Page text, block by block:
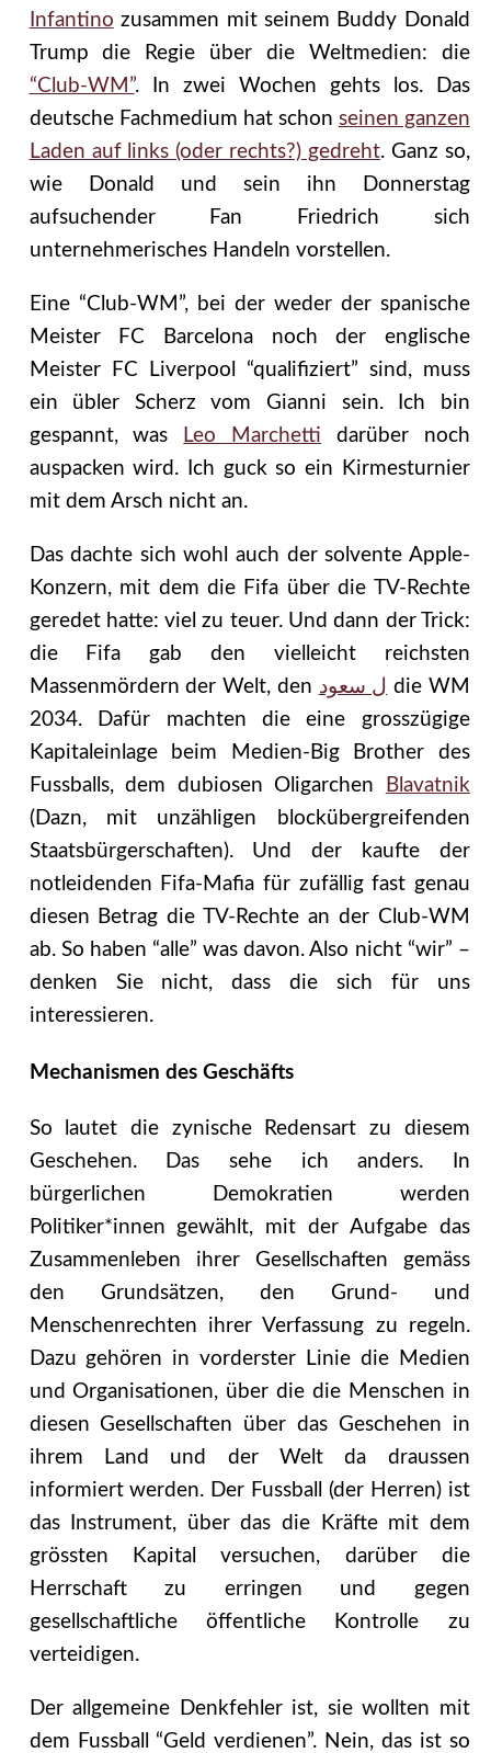
Infantino zusammen mit seinem Buddy Donald
Trump die Regie über die Weltmedien: die
“Club-WM”. In zwei Wochen gehts los. Das
deutsche Fachmedium hat schon seinen ganzen
Laden auf links (oder rechts?) gedreht. Ganz so,
wie Donald und sein ihn Donnerstag
aufsuchender Fan Friedrich sich
unternehmerisches Handeln vorstellen.
Eine “Club-WM”, bei der weder der spanische
Meister FC Barcelona noch der englische
Meister FC Liverpool “qualifiziert” sind, muss
ein übler Scherz vom Gianni sein. Ich bin
gespannt, was
Leo Marchetti darüber noch
auspacken wird. Ich guck so ein Kirmesturnier
mit dem Arsch nicht an.
Das dachte sich wohl auch der solvente Apple-
Konzern, mit dem die Fifa über die TV-Rechte
geredet hatte: viel zu teuer. Und dann der Trick:
die Fifa gab den vielleicht reichsten
Massenmördern der Welt, den ل سعود die WM
2034. Dafür machten die eine grosszügige
Kapitaleinlage beim Medien-Big Brother des
Fussballs, dem dubiosen Oligarchen
Blavatnik
(Dazn, mit unzähligen blockübergreifenden
Staatsbürgerschaften). Und der kaufte der
notleidenden Fifa-Mafia für zufällig fast genau
diesen Betrag die TV-Rechte an der Club-WM
ab. So haben “alle” was davon. Also nicht “wir” –
denken Sie nicht, dass die sich für uns
interessieren.
Mechanismen des Geschäfts
So lautet die zynische Redensart zu diesem
Geschehen. Das sehe ich anders. In
bürgerlichen Demokratien werden
Politiker*innen gewählt, mit der Aufgabe das
Zusammenleben ihrer Gesellschaften gemäss
den Grundsätzen, den Grund- und
Menschenrechten ihrer Verfassung zu regeln.
Dazu gehören in vorderster Linie die Medien
und Organisationen, über die die Menschen in
diesen Gesellschaften über das Geschehen in
ihrem Land und der Welt da draussen
informiert werden. Der Fussball (der Herren) ist
das Instrument, über das die Kräfte mit dem
grössten Kapital versuchen, darüber die
Herrschaft zu erringen und gegen
gesellschaftliche öffentliche Kontrolle zu
verteidigen.
Der allgemeine Denkfehler ist, sie wollten mit
dem Fussball “Geld verdienen”. Nein, das ist so